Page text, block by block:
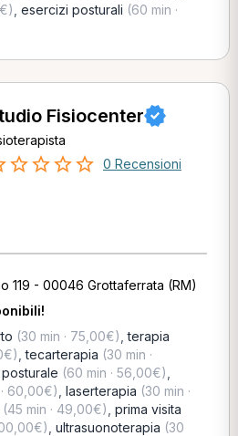
esercizi posturali (60 min ·
Fisiocenter
0 Recensioni
119 - 00046 Grottaferrata (RM)
(30 min · 75,00€) ,terapia
,tecarterapia (30 min ·
(60 min · 56,00€)
60,00€) laserterapia (30 min ·
(45 min · 49,00€) prima visita
ultrasuonoterapia (30